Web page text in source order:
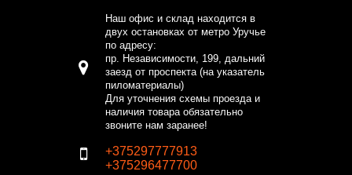
Наш офис и склад находится в
двух остановках от метро Уручье
по адресу:
пр. Независимости, 199, дальний
заезд от проспекта (на указатель
пиломатериалы)
Для уточнения схемы проезда и
наличия товара обязательно
звоните нам заранее!
+375297777913
+375296477700